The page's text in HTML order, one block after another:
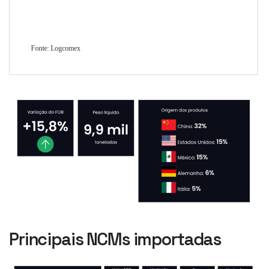
Principais NCMs importadas